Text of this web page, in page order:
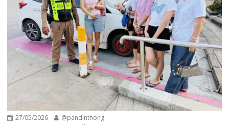
27/05/2026 @pandinthong